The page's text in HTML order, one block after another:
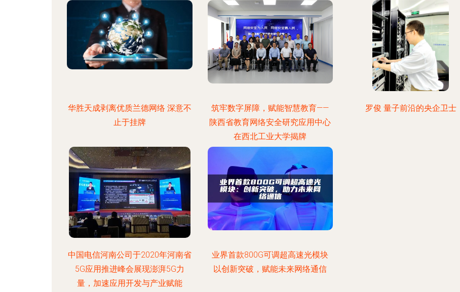
华胜天成剥离优质兰德网络 深意不
止于挂牌
筑牢数字屏障，赋能智慧教育——
陕西省教育网络安全研究应用中心
在西北工业大学揭牌
罗俊 量子前沿的央企卫士
中国电信河南公司于2020年河南省
5G应用推进峰会展现澎湃5G力
量，加速应用开发与产业赋能
业界首款800G可调超高速光模块
以创新突破，赋能未来网络通信